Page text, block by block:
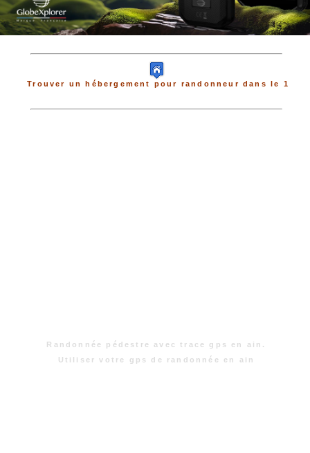
Trouver un hébergement pour randonneur dans le 1
Randonnée pédestre avec trace gps en ain.
Utiliser votre gps de randonnée en ain